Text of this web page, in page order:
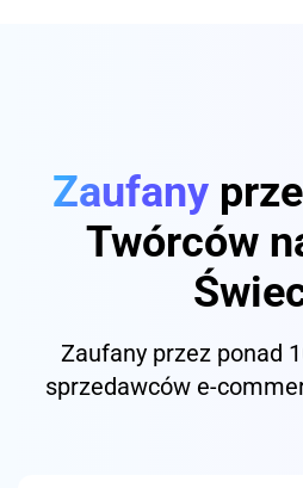
Zaufany
Twórców
Zaufany przez ponad
sprzedawców e-